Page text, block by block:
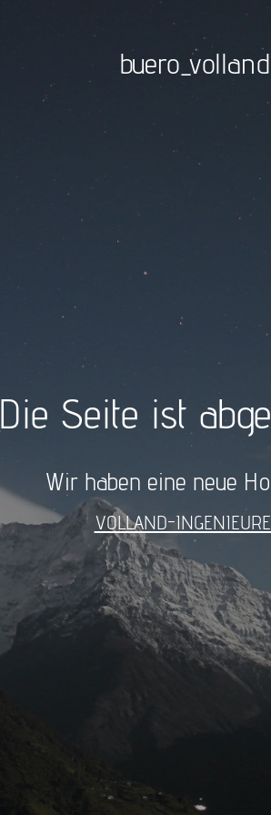
buero_volland
Die Seite ist
Wir haben eine neue
VOLLAND-